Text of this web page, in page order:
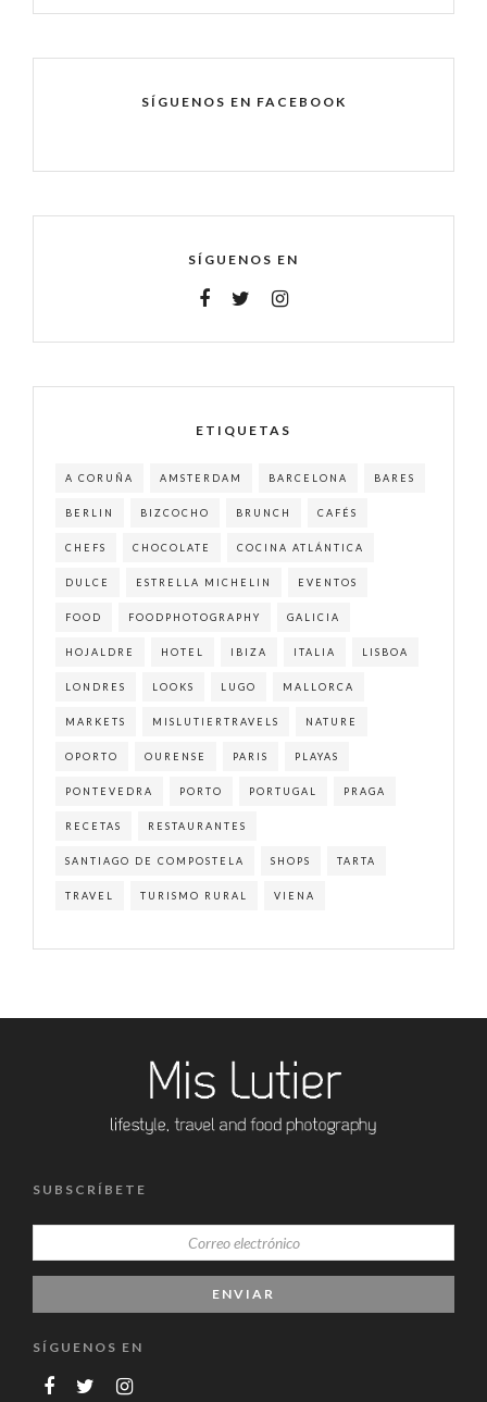
SÍGUENOS EN FACEBOOK
SÍGUENOS EN
ETIQUETAS
A CORUÑA AMSTERDAM BARCELONA BARES
BERLIN BIZCOCHO BRUNCH CAFÉS
CHEFS CHOCOLATE COCINA ATLÁNTICA
DULCE ESTRELLA MICHELIN EVENTOS
FOOD FOODPHOTOGRAPHY GALICIA
HOJALDRE HOTEL IBIZA ITALIA LISBOA
LONDRES LOOKS LUGO MALLORCA
MARKETS MISLUTIERTRAVELS NATURE
OPORTO OURENSE PARIS PLAYAS
PONTEVEDRA PORTO PORTUGAL PRAGA
RECETAS RESTAURANTES
SANTIAGO DE COMPOSTELA SHOPS TARTA
TRAVEL TURISMO RURAL VIENA
SUBSCRÍBETE
SÍGUENOS EN